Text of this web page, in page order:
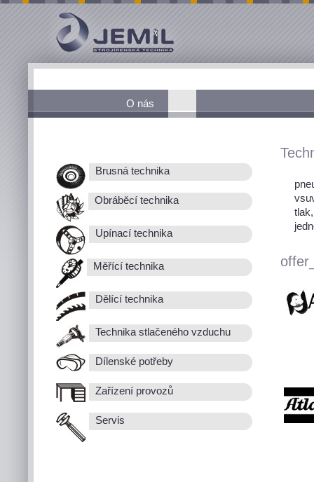
O nás
Brusná technika
Obráběcí technika
Upínací technika
Měřící technika
Dělící technika
Technika stlačeného vzduchu
Dílenské potřeby
Zařízení provozů
Servis